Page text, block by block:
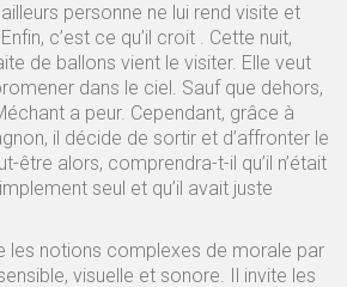
personne ne lui rend visite et
c’est ce qu’il croit . Cette nuit,
de ballons vient le visiter. Elle veut
dans le ciel. Sauf que dehors,
a peur. Cependant, grâce à
il décide de sortir et d’affronter le
être alors, comprendra-t-il qu’il n’était
seul et qu’il avait juste
les notions complexes de morale par
visuelle et sonore. Il invite les